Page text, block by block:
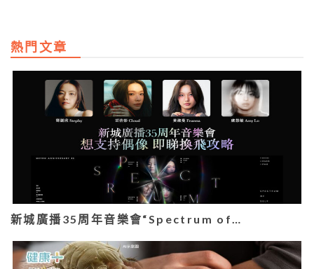
熱門文章
新城廣播35周年音樂會“Spectrum of…